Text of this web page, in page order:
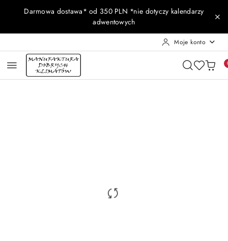
Przejdź do treści głównej
Przejdź do wyszukiwarki
Przejdź do moje konto
Przejdź do menu głównego
Przejdź do opisu produktu
Przejdź do stopki
Darmowa dostawa* od 350 PLN *nie dotyczy kalendarzy
adwentowych
Moje konto